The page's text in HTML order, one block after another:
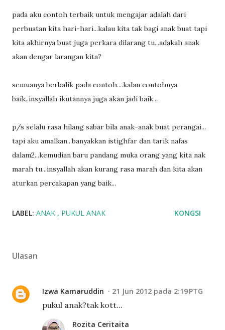
pada aku contoh terbaik untuk mengajar adalah dari
perbuatan kita hari-hari...kalau kita tak bagi anak buat tapi
kita akhirnya buat juga perkara dilarang tu...adakah anak
akan dengar larangan kita?
semuanya berbalik pada contoh....kalau contohnya
baik..insyallah ikutannya juga akan jadi baik...
p/s selalu rasa hilang sabar bila anak-anak buat perangai...
tapi aku amalkan...banyakkan istighfar dan tarik nafas
dalam2...kemudian baru pandang muka orang yang kita nak
marah tu...insyallah akan kurang rasa marah dan kita akan
aturkan percakapan yang baik...
LABEL: ANAK PUKUL ANAK KONGSI
Ulasan
Izwa Kamaruddin 21 Jun 2012 pada 2:19 PTG
pukul anak?tak kott...
Rozita Ceritaita